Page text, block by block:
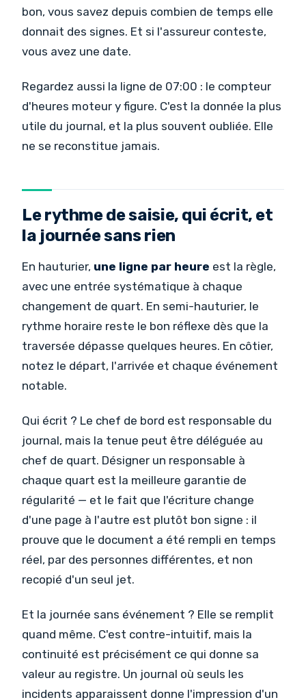
bon, vous savez depuis combien de temps elle
donnait des signes. Et si l'assureur conteste,
vous avez une date.
Regardez aussi la ligne de 07:00 : le compteur
d'heures moteur y figure. C'est la donnée la plus
utile du journal, et la plus souvent oubliée. Elle
ne se reconstitue jamais.
Le rythme de saisie, qui écrit, et
la journée sans rien
En hauturier, une ligne par heure est la règle,
avec une entrée systématique à chaque
changement de quart. En semi-hauturier, le
rythme horaire reste le bon réflexe dès que la
traversée dépasse quelques heures. En côtier,
notez le départ, l'arrivée et chaque événement
notable.
Qui écrit ? Le chef de bord est responsable du
journal, mais la tenue peut être déléguée au
chef de quart. Désigner un responsable à
chaque quart est la meilleure garantie de
régularité — et le fait que l'écriture change
d'une page à l'autre est plutôt bon signe : il
prouve que le document a été rempli en temps
réel, par des personnes différentes, et non
recopié d'un seul jet.
Et la journée sans événement ? Elle se remplit
quand même. C'est contre-intuitif, mais la
continuité est précisément ce qui donne sa
valeur au registre. Un journal où seuls les
incidents apparaissent donne l'impression d'un